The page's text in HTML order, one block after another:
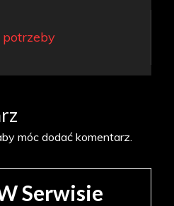
potrzeby
móc dodać komentarz.
Serwisie